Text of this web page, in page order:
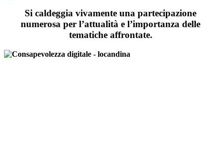
Si caldeggia vivamente una partecipazione
numerosa per l’attualità e l’importanza delle
tematiche affrontate.